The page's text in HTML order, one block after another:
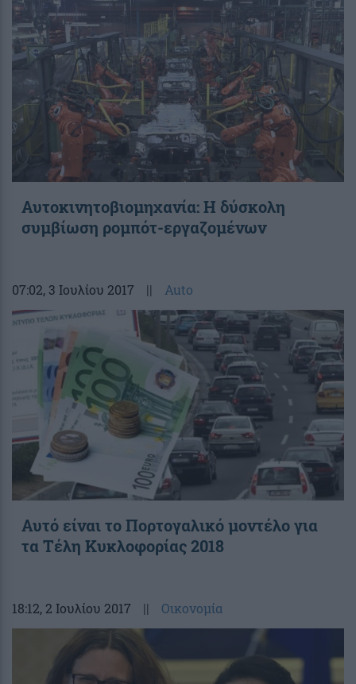
Αυτοκινητοβιομηχανία: Η δύσκολη
συμβίωση ρομπότ-εργαζομένων
07:02, 3 Ιουλίου 2017 || Auto
Αυτό είναι το Πορτογαλικό μοντέλο για
τα Τέλη Κυκλοφορίας 2018
18:12, 2 Ιουλίου 2017 || Οικονομία